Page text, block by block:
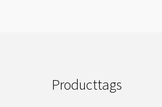
Producttags